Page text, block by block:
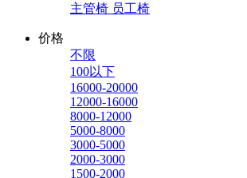
主管椅 员工椅
价格
不限
100以下
16000-20000
12000-16000
8000-12000
5000-8000
3000-5000
2000-3000
1500-2000